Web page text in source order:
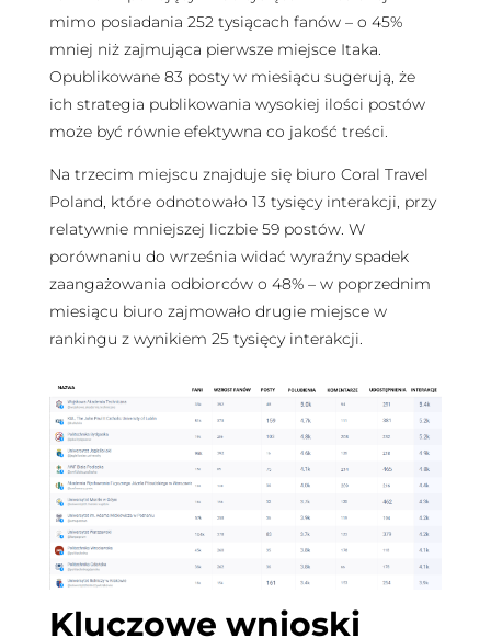
mimo posiadania 252 tysiącach fanów – o 45%
mniej niż zajmująca pierwsze miejsce Itaka.
Opublikowane 83 posty w miesiącu sugerują, że
ich strategia publikowania wysokiej ilości postów
może być równie efektywna co jakość treści.
Na trzecim miejscu znajduje się biuro Coral Travel
Poland, które odnotowało 13 tysięcy interakcji, przy
relatywnie mniejszej liczbie 59 postów. W
porównaniu do września widać wyraźny spadek
zaangażowania odbiorców o 48% – w poprzednim
miesiącu biuro zajmowało drugie miejsce w
rankingu z wynikiem 25 tysięcy interakcji.
Kluczowe wnioski